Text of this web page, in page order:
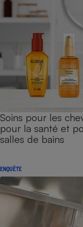
Soins pour les
pour la santé et
salles de bains
ENQUÊTE